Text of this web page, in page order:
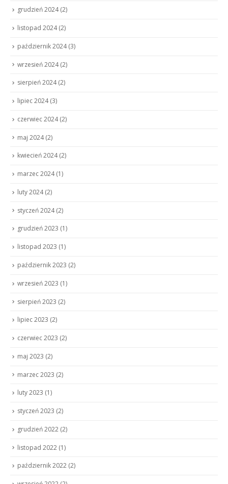
grudzień 2024(2)
listopad 2024(2)
październik 2024(3)
wrzesień 2024(2)
sierpień 2024(2)
lipiec 2024(3)
czerwiec 2024(2)
maj 2024(2)
kwiecień 2024(2)
marzec 2024(1)
luty 2024(2)
styczeń 2024(2)
grudzień 2023 (1)
listopad 2023 (1)
październik 2023 (2)
wrzesień 2023 (1)
sierpień 2023 (2)
lipiec 2023 (2)
czerwiec 2023 (2)
maj 2023 (2)
marzec 2023 (2)
luty 2023 (1)
styczeń 2023 (2)
grudzień 2022 (2)
listopad 2022 (1)
październik 2022 (2)